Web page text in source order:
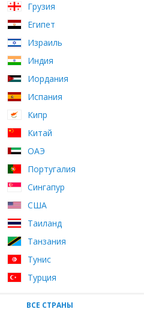
Грузия
Египет
Израиль
Индия
Иордания
Испания
Кипр
Китай
ОАЭ
Португалия
Сингапур
США
Таиланд
Танзания
Тунис
Турция
ВСЕ СТРАНЫ